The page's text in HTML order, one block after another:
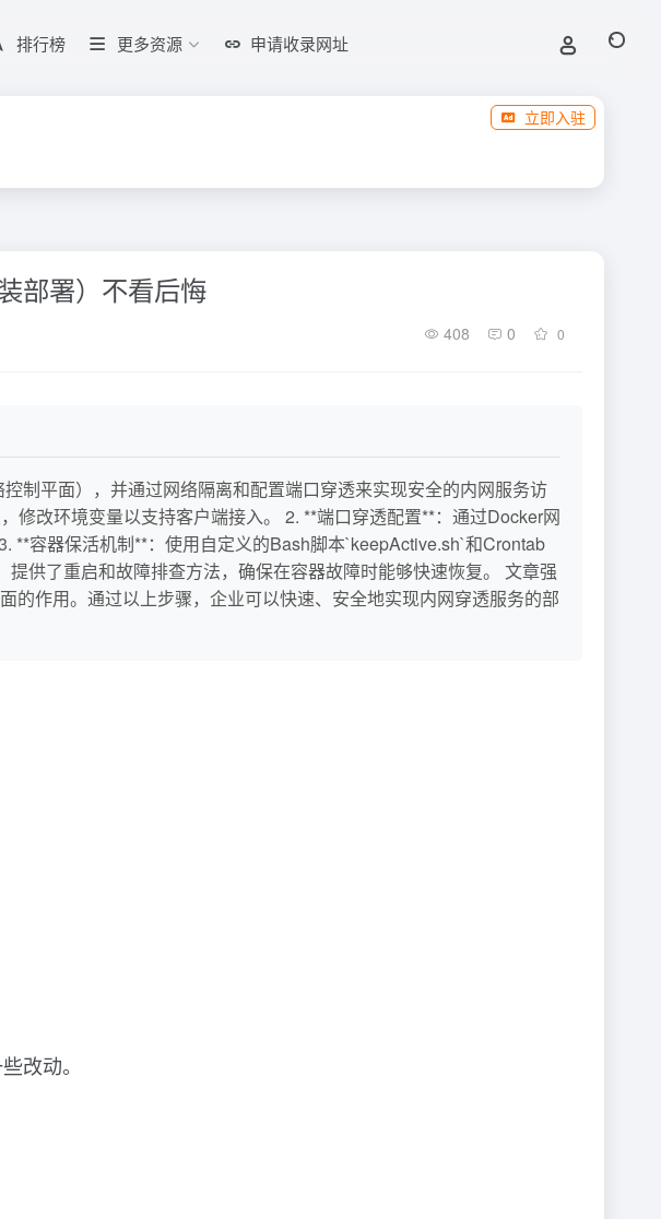
排行榜 更多资源 申请收录网址
立即入驻
部署）不看后悔
408 0 0
制平面），并通过网络隔离和配置端口穿透来实现安全的内网服务访
改环境变量以支持客户端接入。 2. **端口穿透配置**：通过Docker网
容器保活机制**：使用自定义的Bash脚本`keepActive.sh`和Crontab
供了重启和故障排查方法，确保在容器故障时能够快速恢复。 文章强
作用。通过以上步骤，企业可以快速、安全地实现内网穿透服务的部
改动。